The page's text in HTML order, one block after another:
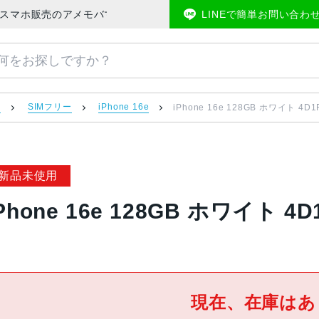
ホ販売のアメモバマーケット LINEで簡単お問い合わ
SIMフリー iPhone 16e iPhone 16e 128GB ホワイト
品未使用
16e 128GB ホワイト
現在、在庫は